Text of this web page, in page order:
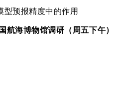
型预报精度中的作用
航海博物馆调研（周五下午）